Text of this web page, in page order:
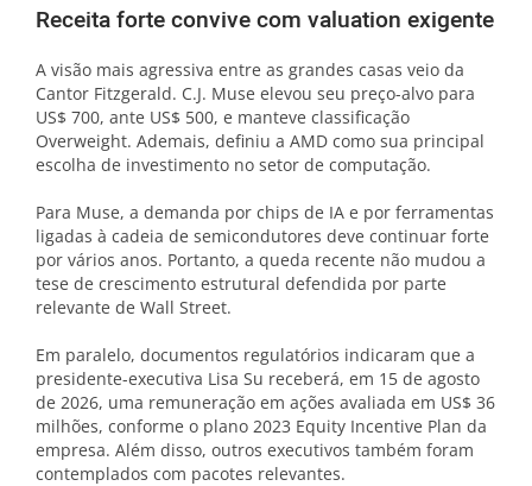
Receita forte convive com valuation exigente
A visão mais agressiva entre as grandes casas veio da
Cantor Fitzgerald. C.J. Muse elevou seu preço-alvo para
US$ 700, ante US$ 500, e manteve classificação
Overweight. Ademais, definiu a AMD como sua principal
escolha de investimento no setor de computação.
Para Muse, a demanda por chips de IA e por ferramentas
ligadas à cadeia de semicondutores deve continuar forte
por vários anos. Portanto, a queda recente não mudou a
tese de crescimento estrutural defendida por parte
relevante de Wall Street.
Em paralelo, documentos regulatórios indicaram que a
presidente-executiva Lisa Su receberá, em 15 de agosto
de 2026, uma remuneração em ações avaliada em US$ 36
milhões, conforme o plano 2023 Equity Incentive Plan da
empresa. Além disso, outros executivos também foram
contemplados com pacotes relevantes.